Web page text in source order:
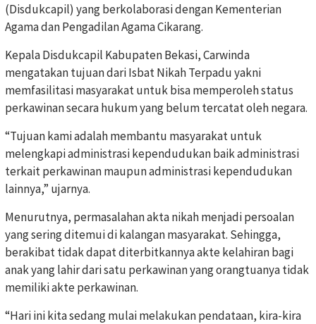
(Disdukcapil) yang berkolaborasi dengan Kementerian
Agama dan Pengadilan Agama Cikarang.
Kepala Disdukcapil Kabupaten Bekasi, Carwinda
mengatakan tujuan dari Isbat Nikah Terpadu yakni
memfasilitasi masyarakat untuk bisa memperoleh status
perkawinan secara hukum yang belum tercatat oleh negara.
“Tujuan kami adalah membantu masyarakat untuk
melengkapi administrasi kependudukan baik administrasi
terkait perkawinan maupun administrasi kependudukan
lainnya,” ujarnya.
Menurutnya, permasalahan akta nikah menjadi persoalan
yang sering ditemui di kalangan masyarakat. Sehingga,
berakibat tidak dapat diterbitkannya akte kelahiran bagi
anak yang lahir dari satu perkawinan yang orangtuanya tidak
memiliki akte perkawinan.
“Hari ini kita sedang mulai melakukan pendataan, kira-kira